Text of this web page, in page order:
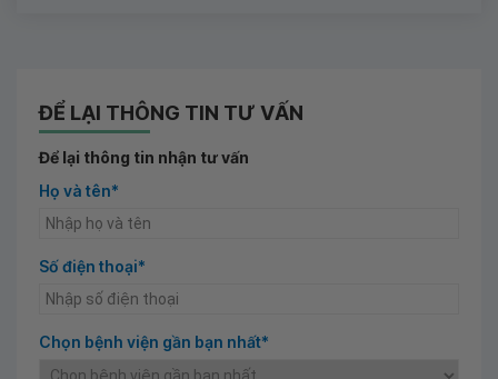
ĐỂ LẠI THÔNG TIN TƯ VẤN
Để lại thông tin nhận tư vấn
Họ và tên*
Số điện thoại*
Chọn bệnh viện gần bạn nhất*